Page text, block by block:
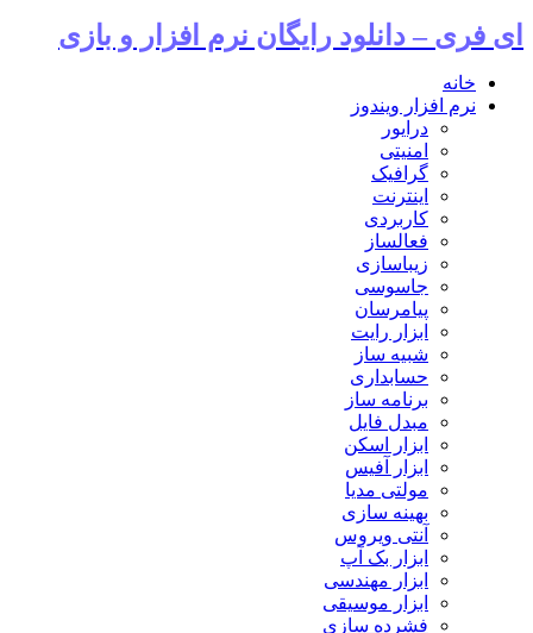
ای فری – دانلود رایگان نرم افزار و بازی
خانه
نرم افزار ویندوز
درایور
امنیتی
گرافیک
اینترنت
کاربردی
فعالساز
زیباسازی
جاسوسی
پیامرسان
ابزار رایت
شبیه ساز
حسابداری
برنامه ساز
مبدل فایل
ابزار اسکن
ابزار آفیس
مولتی مدیا
بهینه سازی
آنتی ویروس
ابزار بک آپ
ابزار مهندسی
ابزار موسیقی
فشرده سازی